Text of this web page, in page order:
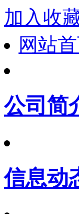
加入收
网站
公司简
信息动